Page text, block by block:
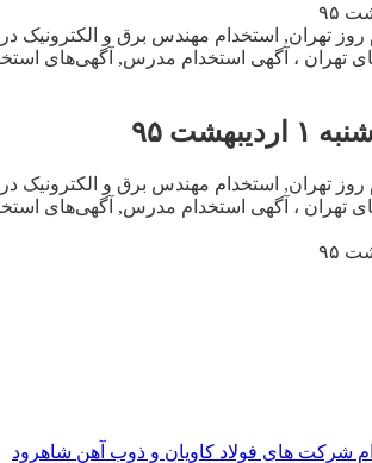
روز تهران, استخدام مهندس برق و
تهران ، آگهی استخدام مدرس, آگهی‌های
۹۵
روز تهران, استخدام مهندس برق و
تهران ، آگهی استخدام مدرس, آگهی‌های
شرکت های فولاد کاویان و ذوب آهن شاهرود